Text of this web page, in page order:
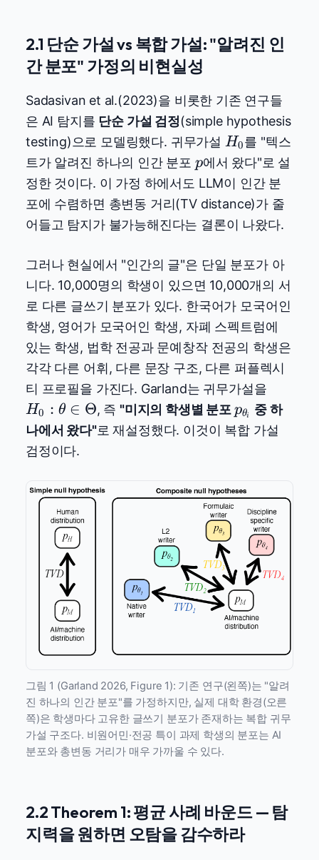
2.1 단순 가설 vs 복합 가설: "알려진 인
간 분포" 가정의 비현실성
Sadasivan et al.(2023)을 비롯한 기존 연구들
은 AI 탐지를 단순 가설 검정(simple hypothesis
testing)으로 모델링했다. 귀무가설 H_0
H0를 "텍스
트가 알려진 하나의 인간 분포 p
p에서 왔다"로 설
정한 것이다. 이 가정 하에서도 LLM이 인간 분
포에 수렴하면 총변동 거리(TV distance)가 줄
어들고 탐지가 불가능해진다는 결론이 나왔다.
그러나 현실에서 "인간의 글"은 단일 분포가 아
니다. 10,000명의 학생이 있으면 10,000개의 서
로 다른 글쓰기 분포가 있다. 한국어가 모국어인
학생, 영어가 모국어인 학생, 자폐 스펙트럼에
있는 학생, 법학 전공과 문예창작 전공의 학생은
각각 다른 어휘, 다른 문장 구조, 다른 퍼플렉시
티 프로필을 가진다. Garland는 귀무가설을
\theta
\in
\Theta
H0 : θ ∈ Θ, 즉 "미지의 학생별 분포pθi
중 하
나에서 왔다"로 재설정했다. 이것이 복합 가설
검정이다.
그림 1 (Garland 2026, Figure 1): 기존 연구(왼쪽)는 "알려
진 하나의 인간 분포"를 가정하지만, 실제 대학 환경(오른
쪽)은 학생마다 고유한 글쓰기 분포가 존재하는 복합 귀무
가설 구조다. 비원어민·전공 특이 과제 학생의 분포는 AI
분포와 총변동 거리가 매우 가까울 수 있다.
2.2 Theorem 1: 평균 사례 바운드 — 탐
지력을 원하면 오탐을 감수하라